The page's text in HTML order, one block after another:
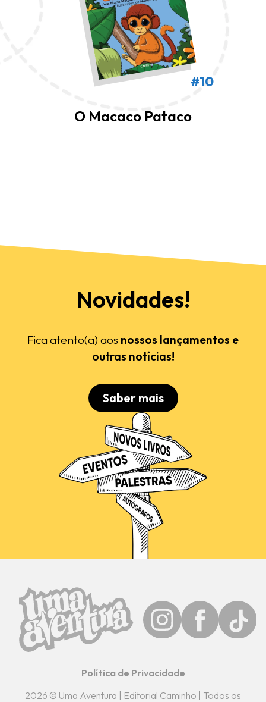
#10
O Macaco Pataco
Novidades!
Fica atento(a) aos nossos lançamentos e
outras notícias!
Saber mais
Política de Privacidade
2026 © Uma Aventura | Editorial Caminho | Todos os